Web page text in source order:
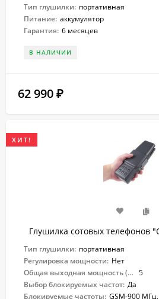
Тип глушилки: портативная
Питание: аккумулятор
Гарантия: 6 месяцев
В НАЛИЧИИ
62 990 ₽
ХИТ!
Глушилка сотовых телефонов
Тип глушилки: портативная
Регулировка мощности: Нет
Общая выходная мощность (Вт): 5
Выбор блокируемых частот: Да
Блокируемые частоты: GSM-900